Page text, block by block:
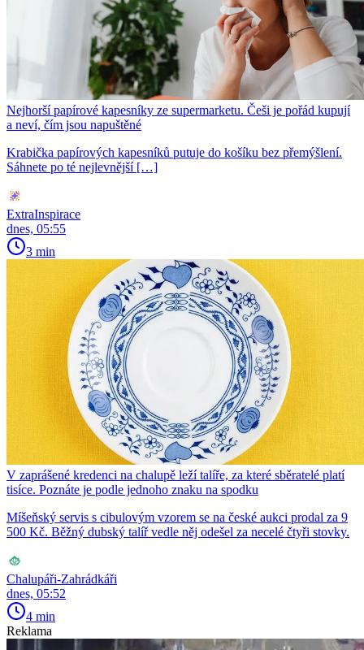
Nejhorší papírové kapesníky ze supermarketu. Češi je pořád kupují
a neví, čím jsou napuštěné
Krabička papírových kapesníků putuje do košíku bez přemýšlení.
Sáhnete po té nejlevnější […]
ExtraInspirace
dnes, 05:55
3 min
V zaprášené kredenci na chalupě leží talíře, za které sběratelé platí
tisíce. Poznáte je podle jednoho znaku na spodku
Míšeňský servis s cibulovým vzorem se na české aukci prodal za 9
500 Kč. Běžný dubský talíř vedle něj odešel za necelé čtyři stovky.
Chalupáři-Zahrádkáři
dnes, 05:52
4 min
Reklama